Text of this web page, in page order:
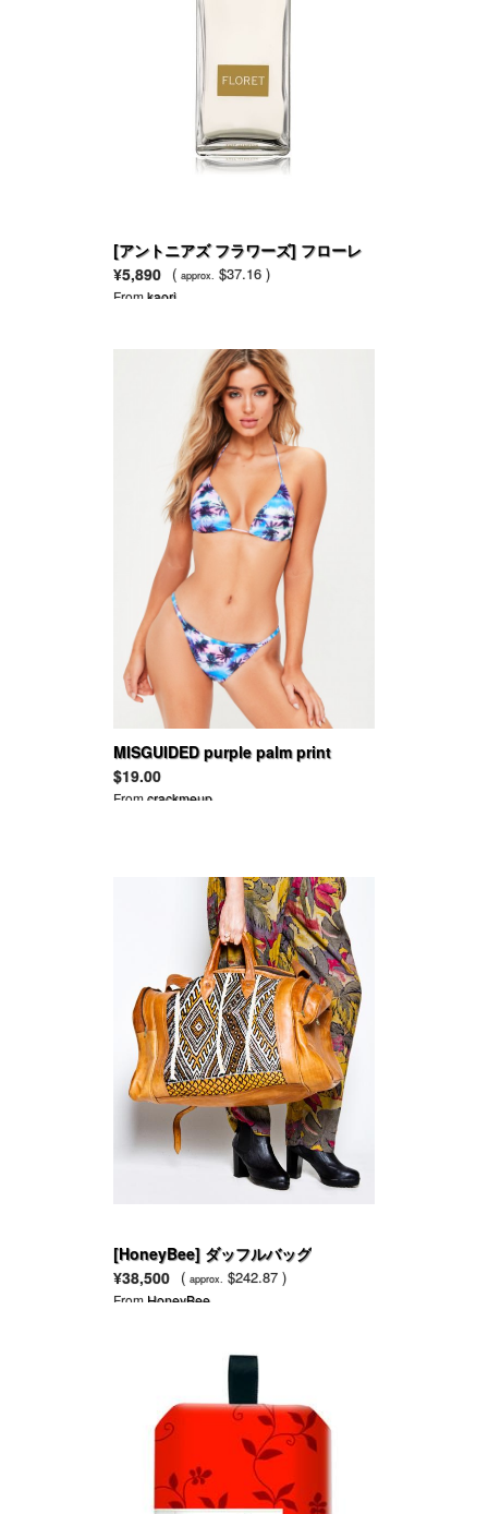
[アントニアズ フラワーズ] フローレ
オードトワレ
¥5,890 ( approx. $37.16 )
Fromkaori
MISGUIDED purple palm print
triangle bikini top - mix & match
$19.00
Fromcrackmeup
[HoneyBee] ダッフルバッグ
¥38,500 ( approx. $242.87 )
From HoneyBee